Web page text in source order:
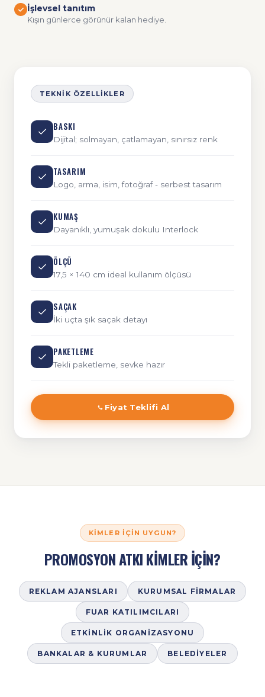
İşlevsel tanıtım
Kışın günlerce görünür kalan hediye.
TEKNIK ÖZELLIKLER
BASKI
Dijital; solmayan, çatlamayan, sınırsız renk
TASARIM
Logo, arma, isim, fotoğraf - serbest tasarım
KUMAŞ
Dayanıklı, yumuşak dokulu Interlock
ÖLÇÜ
17,5 × 140 cm ideal kullanım ölçüsü
SAÇAK
İki uçta şık saçak detayı
PAKETLEME
Tekli paketleme, sevke hazır
Fiyat Teklifi Al
KIMLER İÇIN UYGUN?
PROMOSYON ATKI KİMLER İÇİN?
REKLAM AJANSLARI KURUMSAL FIRMALAR
FUAR KATILIMCILARI
ETKINLIK ORGANIZASYONU
BANKALAR & KURUMLAR BELEDIYELER